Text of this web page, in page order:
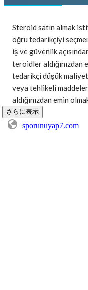
Steroid satın almak
oğru tedarikçiyi
iş ve güvenlik
teroidler
tedarikçi düşük
veya tehlikeli
aldığınızdan emin
さらに表示
sporunuyap7.com